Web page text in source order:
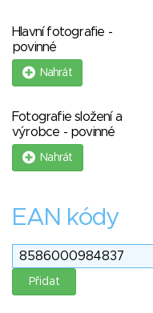
Hlavní fotografie -
povinné
Nahrát
Fotografie složení a
výrobce - povinné
Nahrát
EAN kódy